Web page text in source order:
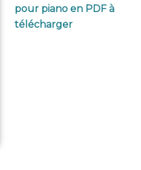
pour piano en PDF à
télécharger